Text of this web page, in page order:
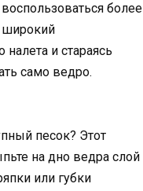
более
широкий
и стараясь
само ведро.
песок? Этот
на дно ведра слой
или губки